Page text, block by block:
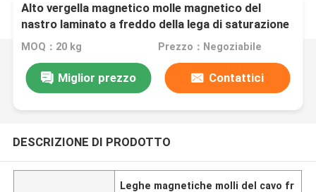
Alto vergella magnetico molle magnetico del
nastro laminato a freddo della lega di saturazione
1J27
MOQ：20 kg Prezzo：Negoziabile
Miglior prezzo Contattici
DESCRIZIONE DI PRODOTTO
Leghe magnetiche molli del cavo fr